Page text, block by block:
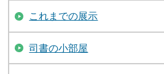
これまでの展示
司書の小部屋